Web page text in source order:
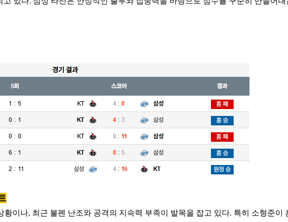
이나, 최근 불펜 난조와 공격의 지속력 부족이 발목을 잡고 있다. 특히 소형준이